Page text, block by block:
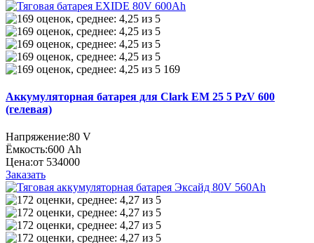
169
Аккумуляторная батарея для Clark EM 25 5 PzV 600
(гелевая)
Напряжение:80 V
Ёмкость:600 Ah
Цена:от 534000
Заказать